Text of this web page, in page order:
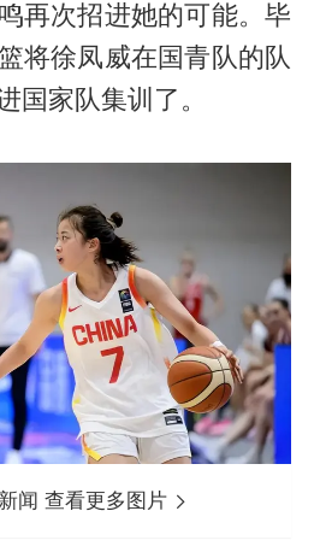
再次招进她的可能。毕
将徐凤威在国青队的队
国家队集训了。
闻 查看更多图片